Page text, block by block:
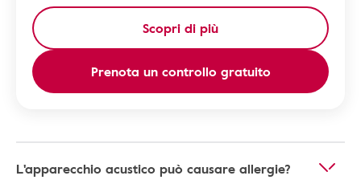
Scopri di più
Prenota un controllo gratuito
L'apparecchio acustico può causare allergie?